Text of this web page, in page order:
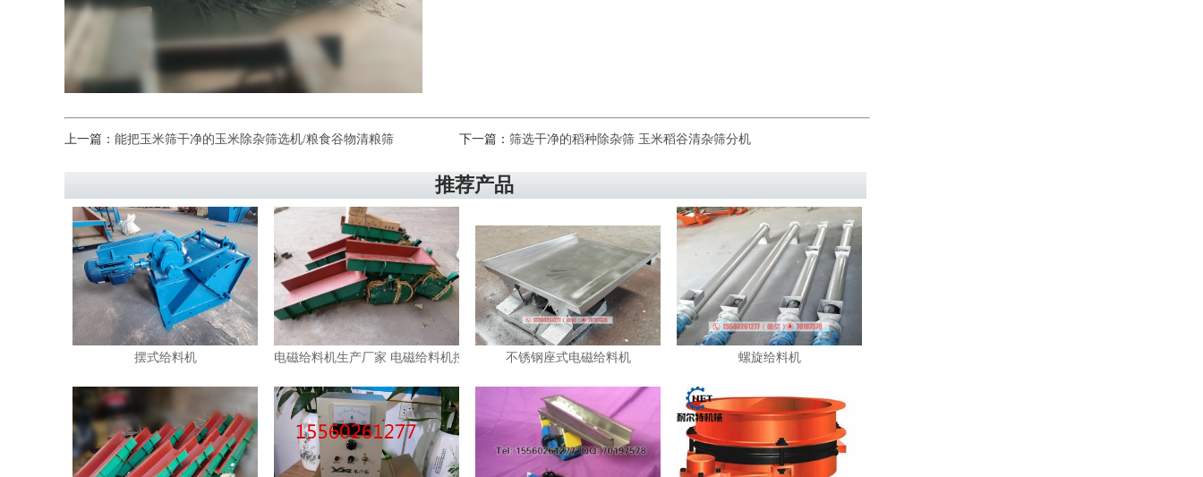
上一篇： 能把玉米筛干净的玉米除杂筛选机/粮食谷物清粮筛 下一篇： 筛选干净的稻种除杂筛 玉米稻谷清杂筛分机
推荐产品
摆式给料机 电磁给料机生产厂家 电磁给料机控制器 不锈钢座式电磁给料机 螺旋给料机